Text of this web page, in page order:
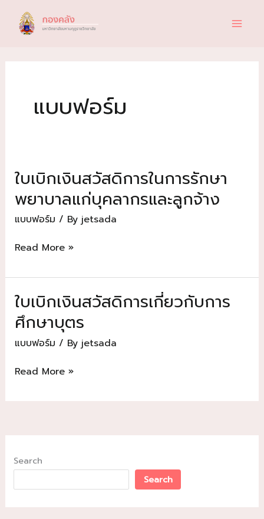
content
แบบฟอร์ม
ใบเบิกเงินสวัสดิการในการรักษา
พยาบาลแก่บุคลากรและลูกจ้าง
แบบฟอร์ม / By jetsada
ใบเบิก
สวัสดิการ
ใน
การ
รักษา
พยาบาล
แก่
บุคลากร
Read More »
ใบเบิกเงินสวัสดิการเกี่ยวกับการ
ศึกษาบุตร
แบบฟอร์ม / By jetsada
ใบเบิก
ศึกษา
บุตร
Read More »
Search
Search